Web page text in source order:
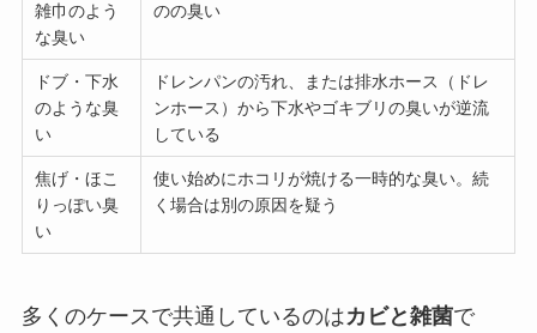
雑巾のよう
な臭い
のの臭い
ドブ・下水
のような臭
い
ドレンパンの汚れ、または排水ホース（ドレ
ンホース）から下水やゴキブリの臭いが逆流
している
焦げ・ほこ
りっぽい臭
い
使い始めにホコリが焼ける一時的な臭い。続
く場合は別の原因を疑う
多くのケースで共通しているのはカビと雑菌で